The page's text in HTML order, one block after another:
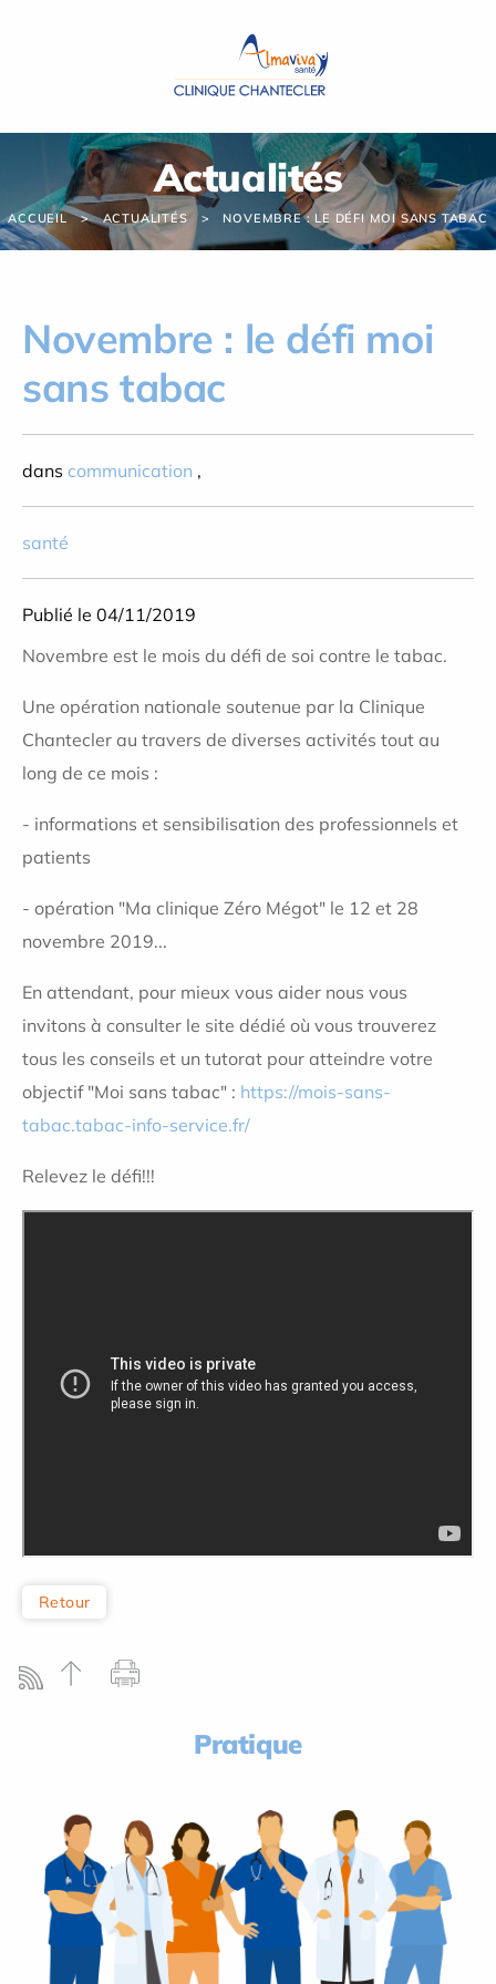
Actualités
ACCUEIL ACTUALITÉS NOVEMBRE : LE DÉFI MOI SANS TABAC
Novembre : le défi moi
sans tabac
dans communication ,
santé
Publié le 04/11/2019
Novembre est le mois du défi de soi contre le tabac.
Une opération nationale soutenue par la Clinique
Chantecler au travers de diverses activités tout au
long de ce mois :
- informations et sensibilisation des professionnels et
patients
- opération "Ma clinique Zéro Mégot" le 12 et 28
novembre 2019...
En attendant, pour mieux vous aider nous vous
invitons à consulter le site dédié où vous trouverez
tous les conseils et un tutorat pour atteindre votre
objectif "Moi sans tabac" : https://mois-sans-
tabac.tabac-info-service.fr/
Relevez le défi!!!
Retour
Pratique